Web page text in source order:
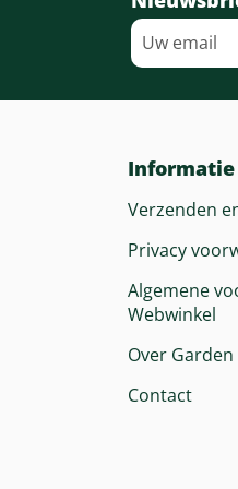
Informatie
Verzenden
Privacy
Algemene
Webwinkel
Over Garden
Contact